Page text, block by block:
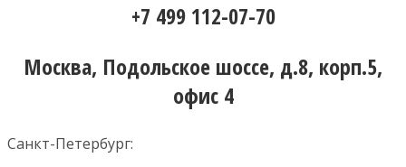
+7 499 112-07-70
Москва, Подольское шоссе, д.8, корп.5,
офис 4
Санкт-Петербург: